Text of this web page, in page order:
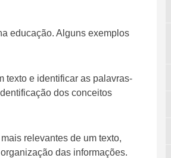
educação. Alguns exemplos
texto e identificar as palavras-
dos conceitos
relevantes de um texto,
das informações.